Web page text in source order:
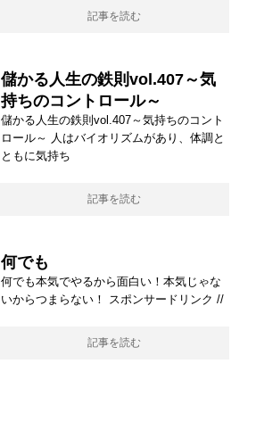
記事を読む
儲かる人生の鉄則vol.407～気
持ちのコントロール～
儲かる人生の鉄則vol.407～気持ちのコント
ロール～ 人はバイオリズムがあり、体調と
ともに気持ち
記事を読む
何でも
何でも本気でやるから面白い！本気じゃな
いからつまらない！ スポンサードリンク //
記事を読む